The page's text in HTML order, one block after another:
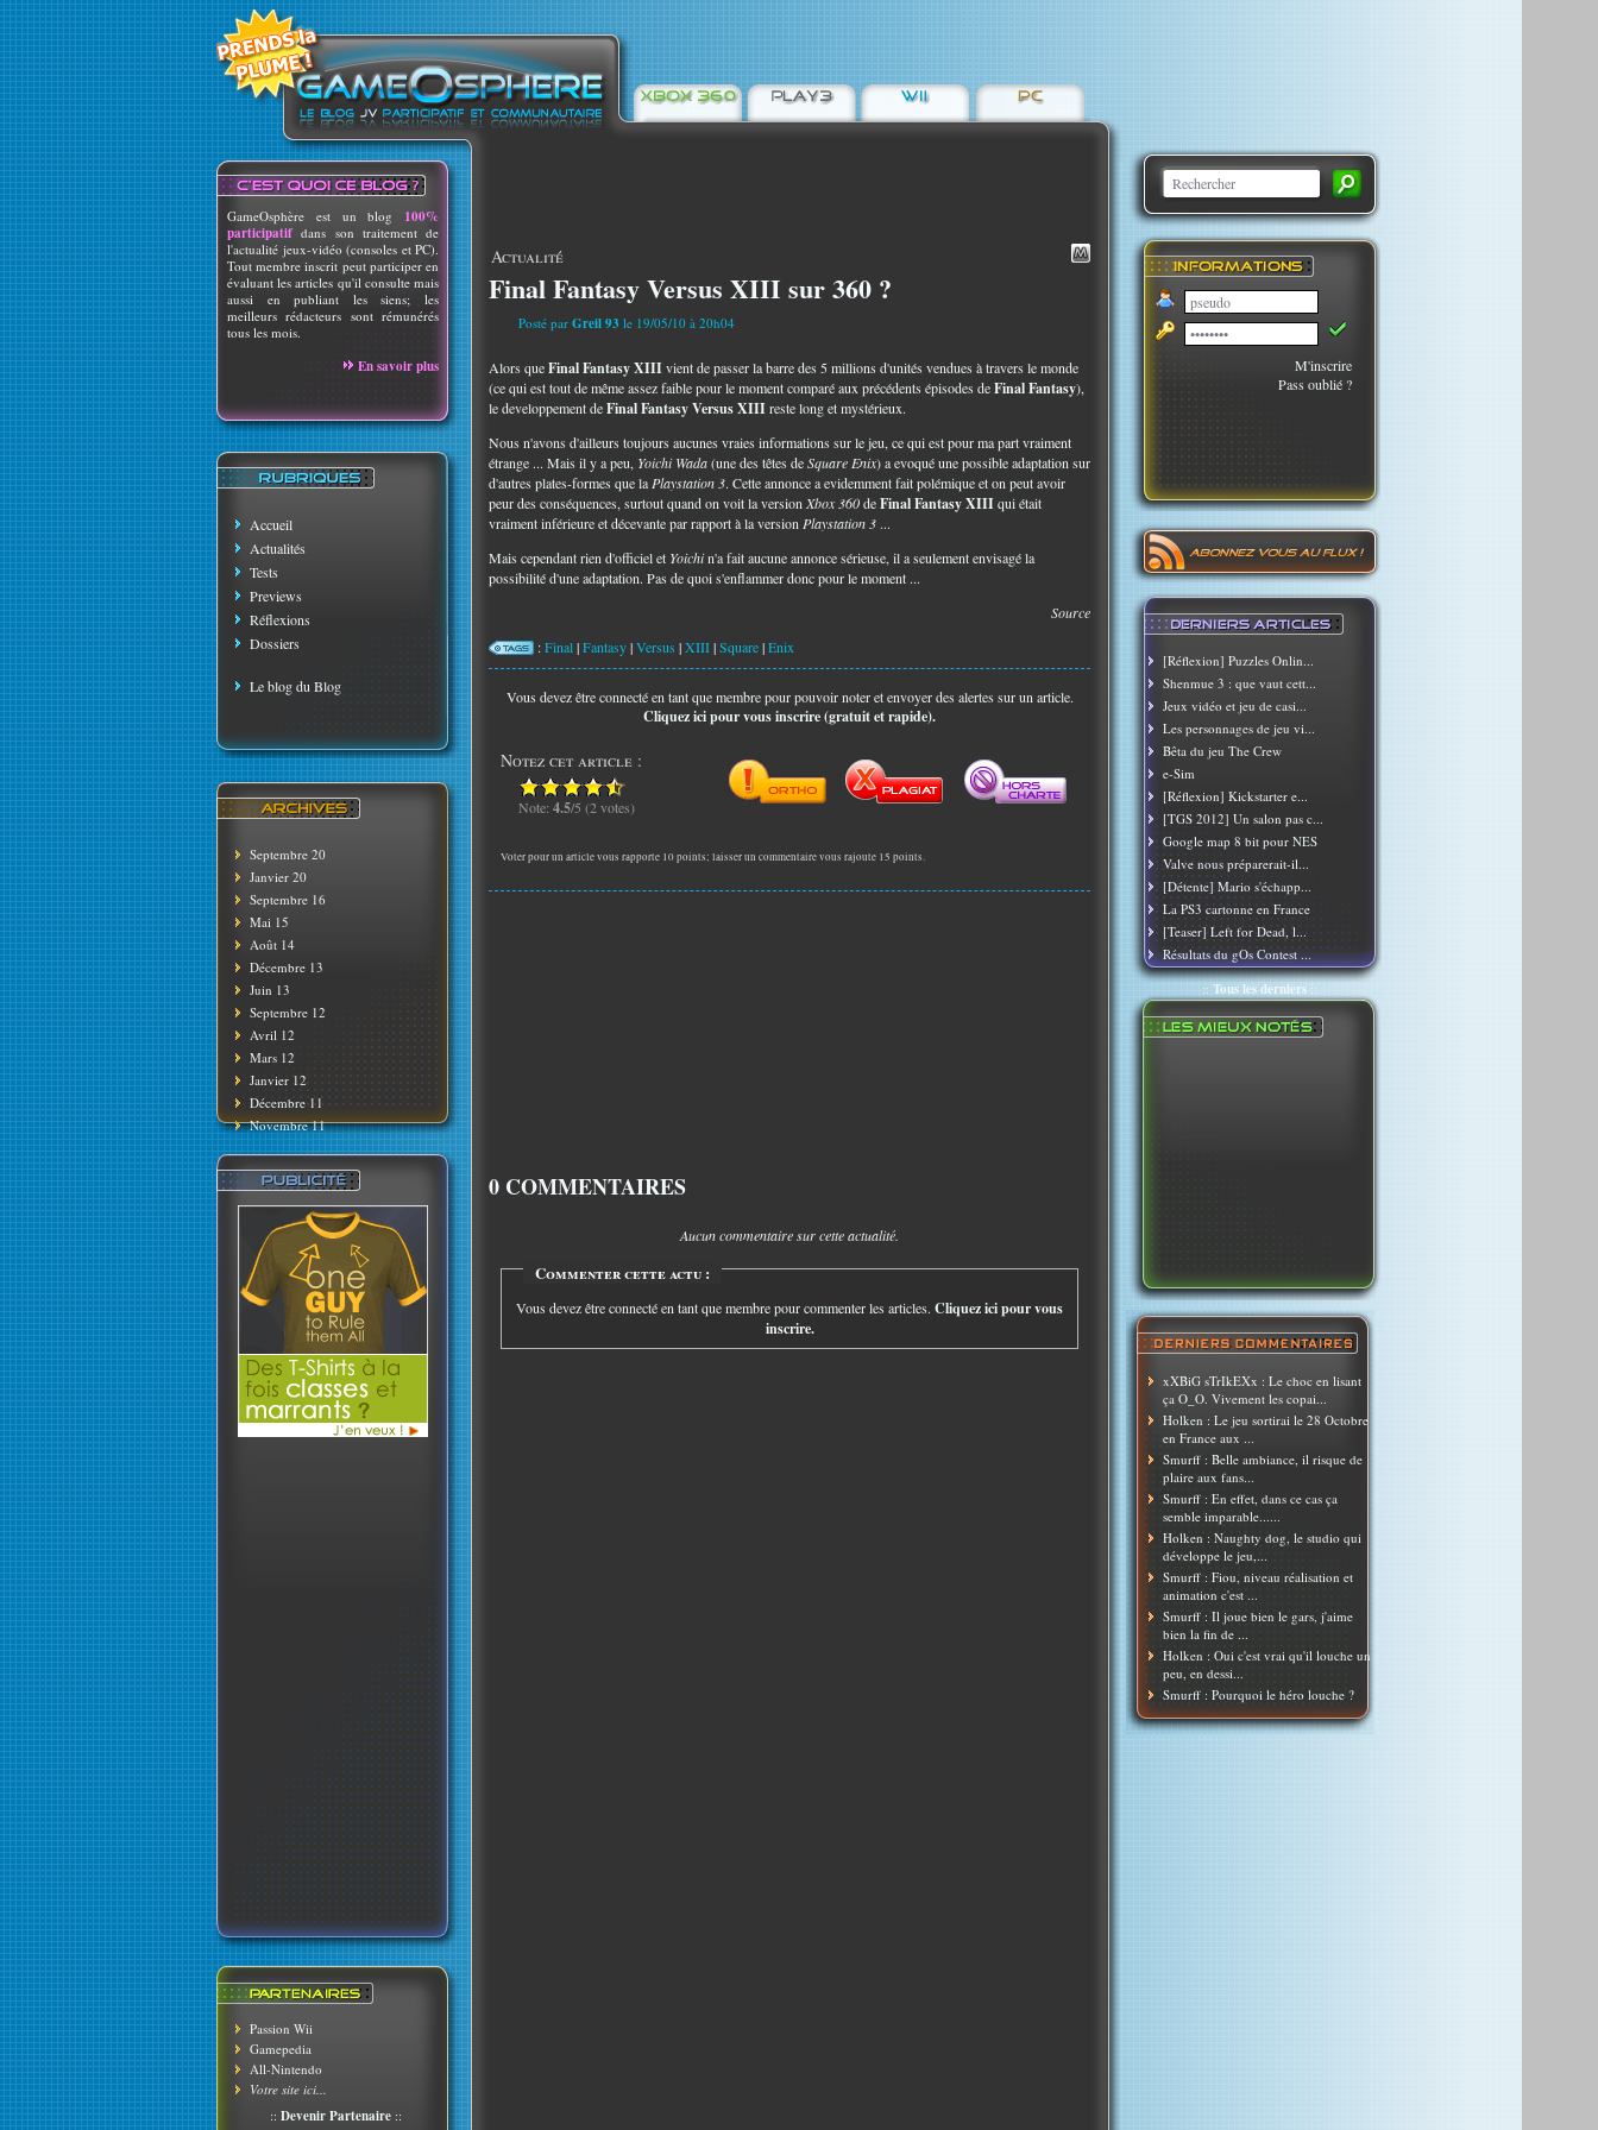
GameOsphère est un blog 100%
participatif dans son traitement de
l'actualité jeux-vidéo (consoles et PC).
Tout membre inscrit peut participer en
évaluant les articles qu'il consulte mais
aussi en publiant les siens; les
meilleurs rédacteurs sont rémunérés
tous les mois.
En savoir plus
Accueil
Actualités
Tests
Previews
Réflexions
Dossiers
Le blog du Blog
Septembre 20
Janvier 20
Septembre 16
Mai 15
Août 14
Décembre 13
Juin 13
Septembre 12
Avril 12
Mars 12
Janvier 12
Décembre 11
Novembre 11
Passion Wii
Gamepedia
All-Nintendo
Votre site ici...
:: Devenir Partenaire ::
M'inscrire
Pass oublié ?
[Réflexion] Puzzles Onlin...
Shenmue 3 : que vaut cett...
Jeux vidéo et jeu de casi...
Les personnages de jeu vi...
Bêta du jeu The Crew
e-Sim
[Réflexion] Kickstarter e...
[TGS 2012] Un salon pas c...
Google map 8 bit pour NES
Valve nous préparerait-il...
[Détente] Mario s'échapp...
La PS3 cartonne en France
[Teaser] Left for Dead, l...
Résultats du gOs Contest ...
:: Tous les derniers::
xXBiG sTrIkEXx : Le choc en lisant
ça O_O. Vivement les copai...
Holken : Le jeu sortirai le 28 Octobre
en France aux ...
Smurff : Belle ambiance, il risque de
plaire aux fans...
Smurff : En effet, dans ce cas ça
semble imparable......
Holken : Naughty dog, le studio qui
développe le jeu,...
Smurff : Fiou, niveau réalisation et
animation c'est ...
Smurff : Il joue bien le gars, j'aime
bien la fin de ...
Holken : Oui c'est vrai qu'il louche un
peu, en dessi...
Smurff : Pourquoi le héro louche ?
Actualité
Final Fantasy Versus XIII sur 360 ?
Posté par Greil 93 le 19/05/10 à 20h04
Alors queFinal Fantasy XIIIvient de passer la barre des 5 millions d'unités vendues à travers le monde
(ce qui est tout de même assez faible pour le moment comparé aux précédents épisodes deFinal Fantasy),
le developpement deFinal Fantasy Versus XIIIreste long et mystérieux.
Nous n'avons d'ailleurs toujours aucunes vraies informations sur le jeu, ce qui est pour ma part vraiment
étrange ... Mais il y a peu, Yoichi Wada(une des têtes deSquare Enix) a evoqué une possible adaptation sur
d'autres plates-formes que la Playstation 3. Cette annonce a evidemment fait polémique et on peut avoir
peur des conséquences, surtout quand on voit la version Xbox 360deFinal Fantasy XIIIqui était
vraiment inférieure et décevante par rapport à la version Playstation 3 ...
Mais cependant rien d'officiel et Yoichin'a fait aucune annonce sérieuse, il a seulement envisagé la
possibilité d'une adaptation. Pas de quoi s'enflammer donc pour le moment ...
Source
:Final|Fantasy|Versus |XIII|Square|Enix
Vous devez être connecté en tant que membre pour pouvoir noter et envoyer des alertes sur un article.
Cliquez ici pour vous inscrire (gratuit et rapide).
Notez cet article :
Note: 4.5/5 (2 votes)
Voter pour un article vous rapporte 10 points; laisser un commentaire vous rajoute 15 points.
0 COMMENTAIRES
Aucun commentaire sur cette actualité.
Commenter cette actu :
Vous devez être connecté en tant que membre pour commenter les articles. Cliquez ici pour vous
inscrire.